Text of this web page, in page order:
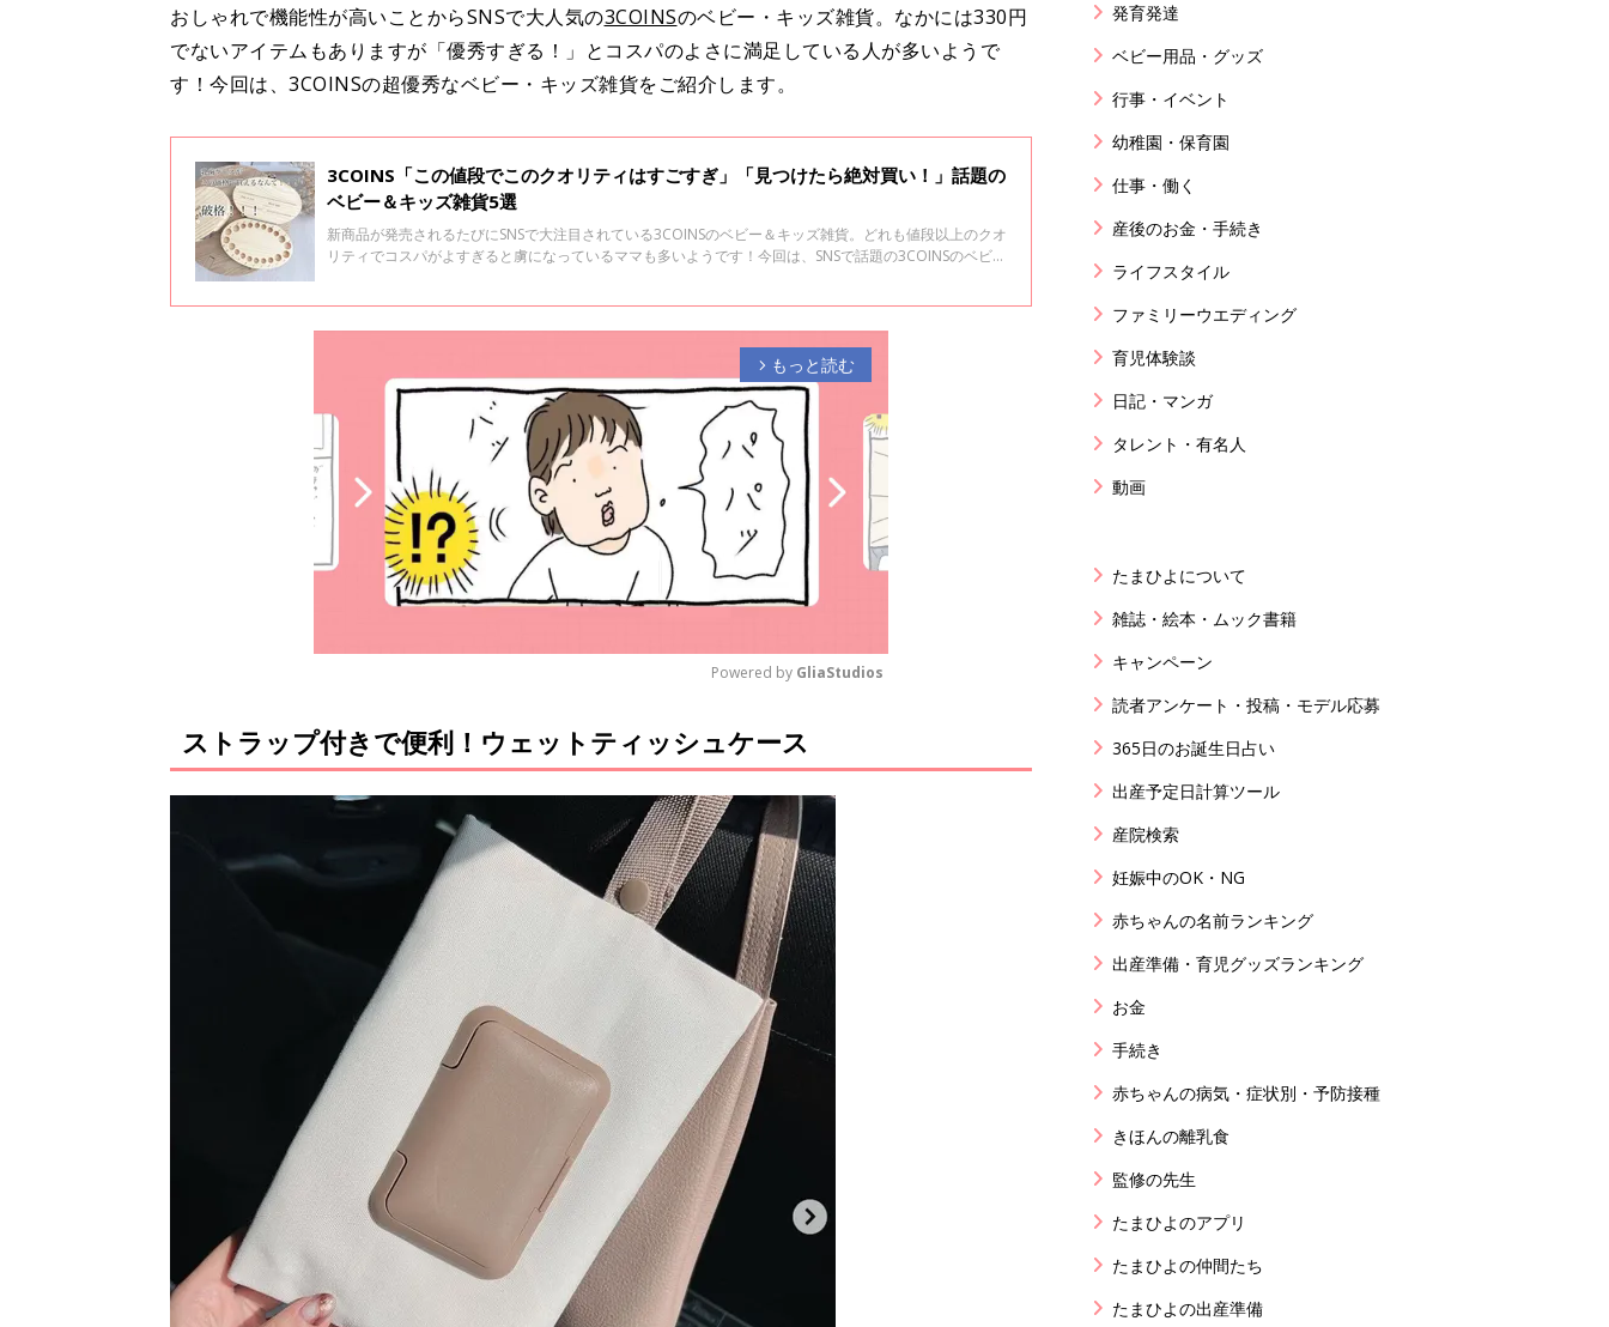
おしゃれで機能性が高いことからSNSで大人気の3COINSのベビー・キッズ雑貨。なかには330円
でないアイテムもありますが「優秀すぎる！」とコスパのよさに満足している人が多いようで
す！今回は、3COINSの超優秀なベビー・キッズ雑貨をご紹介します。
3COINS「この値段でこのクオリティはすごすぎ」「見つけたら絶対買い！」話題の
ベビー＆キッズ雑貨5選
新商品が発売されるたびにSNSで大注目されている3COINSのベビー＆キッズ雑貨。どれも値段以上のクオ
リティでコスパがよすぎると虜になっているママも多いようです！今回は、SNSで話題の3COINSのベビー
arrow_forward_ios もっと読む
M
u
t
e
Powered by GliaStudios
ストラップ付きで便利！ウェットティッシュケース
発育発達
ベビー用品・グッズ
行事・イベント
幼稚園・保育園
仕事・働く
産後のお金・手続き
ライフスタイル
ファミリーウエディング
育児体験談
日記・マンガ
タレント・有名人
動画
たまひよについて
雑誌・絵本・ムック書籍
キャンペーン
読者アンケート・投稿・モデル応募
365日のお誕生日占い
出産予定日計算ツール
産院検索
妊娠中のOK・NG
赤ちゃんの名前ランキング
出産準備・育児グッズランキング
お金
手続き
赤ちゃんの病気・症状別・予防接種
きほんの離乳食
監修の先生
たまひよのアプリ
たまひよの仲間たち
たまひよの出産準備